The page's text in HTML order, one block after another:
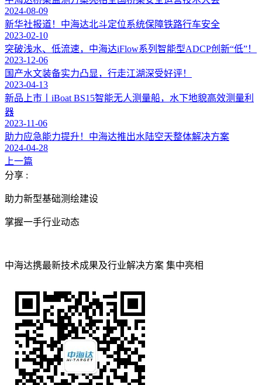
2024-08-09
新华社报道！中海达北斗定位系统保障铁路行车安全
2023-02-10
突破浅水、低流速，中海达iFlow系列智能型ADCP创新“低”！
2023-12-06
国产水文装备实力凸显，行走江湖深受好评！
2023-04-13
新品上市丨iBoat BS15智能无人测量船，水下地貌高效测量利
器
2023-11-06
助力应急能力提升！中海达推出水陆空天整体解决方案
2024-04-28
上一篇
分享 :
助力新型基础测绘建设
掌握一手行业动态
中海达携最新技术成果及行业解决方案 集中亮相